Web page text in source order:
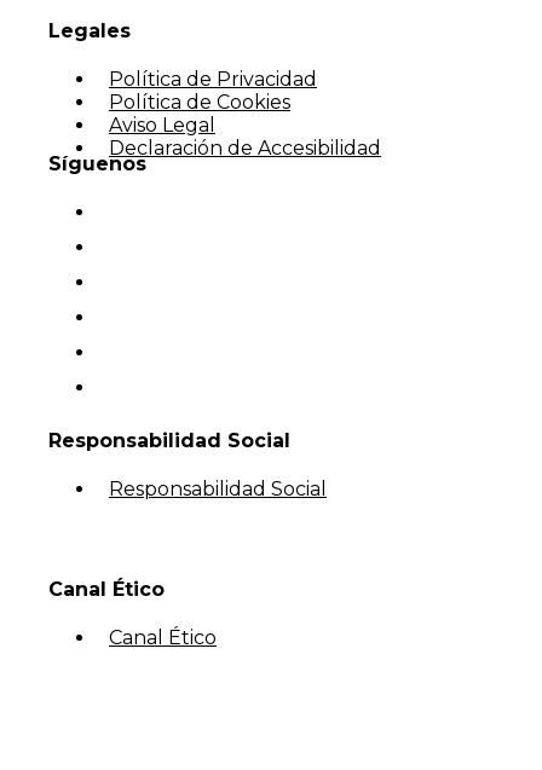
Legales
Política de Privacidad
Política de Cookies
Aviso Legal
Declaración de Accesibilidad
Síguenos
Responsabilidad Social
Responsabilidad Social
Canal Ético
Canal Ético